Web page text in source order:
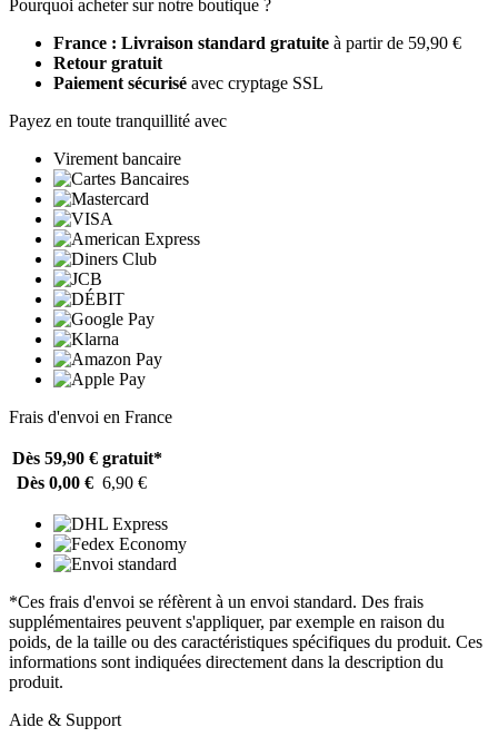
Pourquoi acheter sur notre boutique ?
France : Livraison standard gratuite à partir de 59,90 €
Retour gratuit
Paiement sécurisé avec cryptage SSL
Payez en toute tranquillité avec
Virement bancaire
Frais d'envoi en France
Dès 59,90 € gratuit*
Dès 0,00 € 6,90 €
*Ces frais d'envoi se réfèrent à un envoi standard. Des frais
supplémentaires peuvent s'appliquer, par exemple en raison du
poids, de la taille ou des caractéristiques spécifiques du produit. Ces
informations sont indiquées directement dans la description du
produit.
Aide & Support